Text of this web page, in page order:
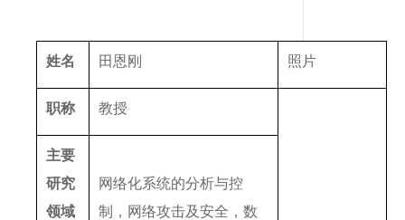
姓名 田恩刚 照片
职称 教授
主要
研究
领域
网络化系统的分析与控
制，网络攻击及安全，数